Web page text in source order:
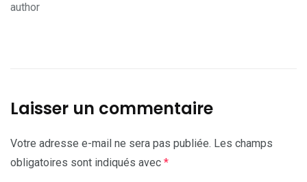
author
Laisser un commentaire
Votre adresse e-mail ne sera pas publiée. Les champs
obligatoires sont indiqués avec *